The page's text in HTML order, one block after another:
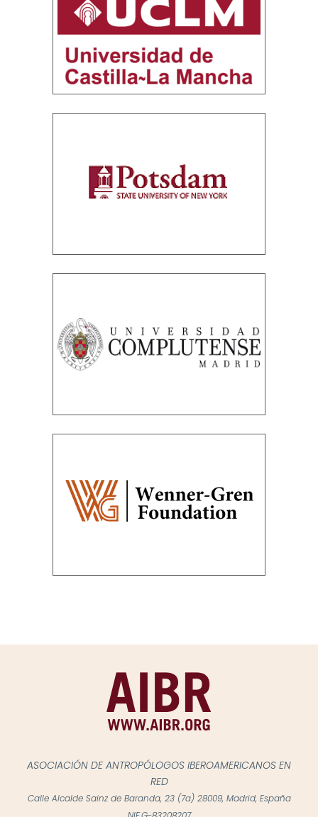
ASOCIACIÓN DE ANTROPÓLOGOS IBEROAMERICANOS EN
RED
Calle Alcalde Sainz de Baranda, 23 (7a) 28009, Madrid, España